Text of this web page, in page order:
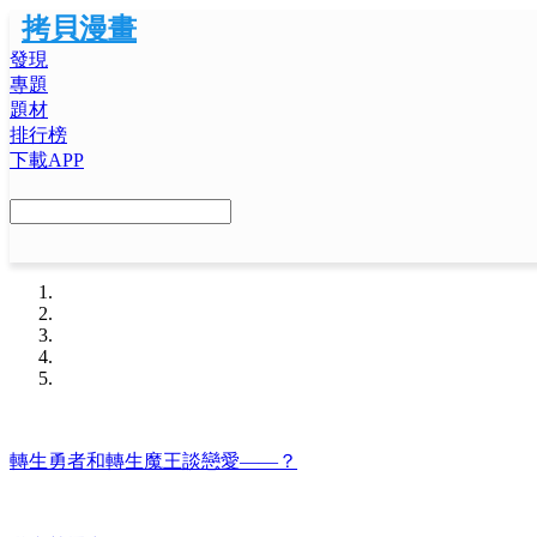
拷貝漫畫
發現
專題
題材
排行榜
下載APP
轉生勇者和轉生魔王談戀愛——？